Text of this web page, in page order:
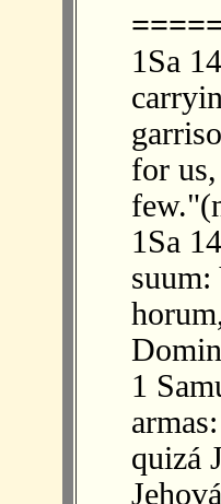
1Sa
for
1Sa
suum:
1
quizá